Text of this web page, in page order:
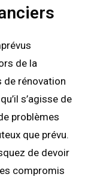
de la
de rénovation
s’agisse de
problèmes
que prévu.
de devoir
compromis